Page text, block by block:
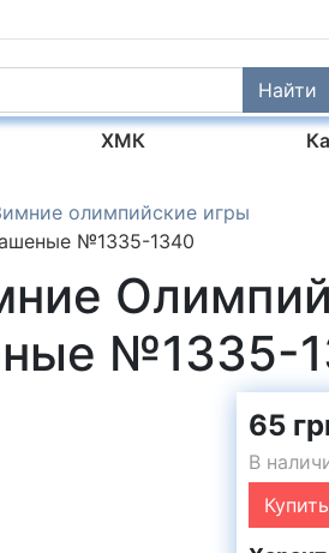
Найти
ХМК
олимпийские игры
№1335-1340
№1335-
65
В
Купить